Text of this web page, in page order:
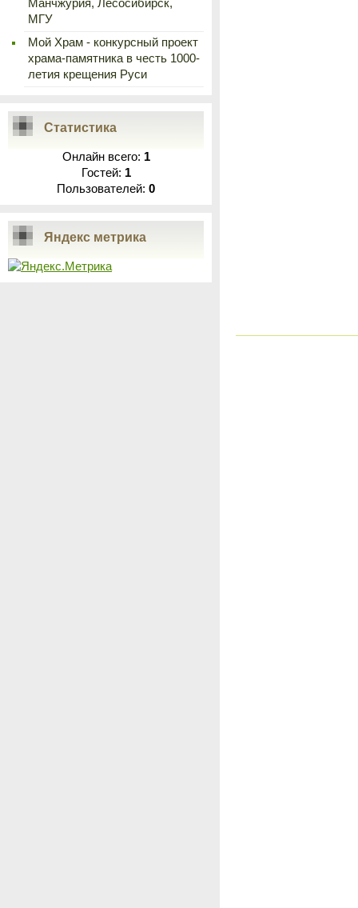
Манчжурия, Лесосибирск,
МГУ
Мой Храм - конкурсный проект
храма-памятника в честь 1000-
летия крещения Руси
Статистика
Онлайн всего: 1
Гостей: 1
Пользователей: 0
Яндекс метрика